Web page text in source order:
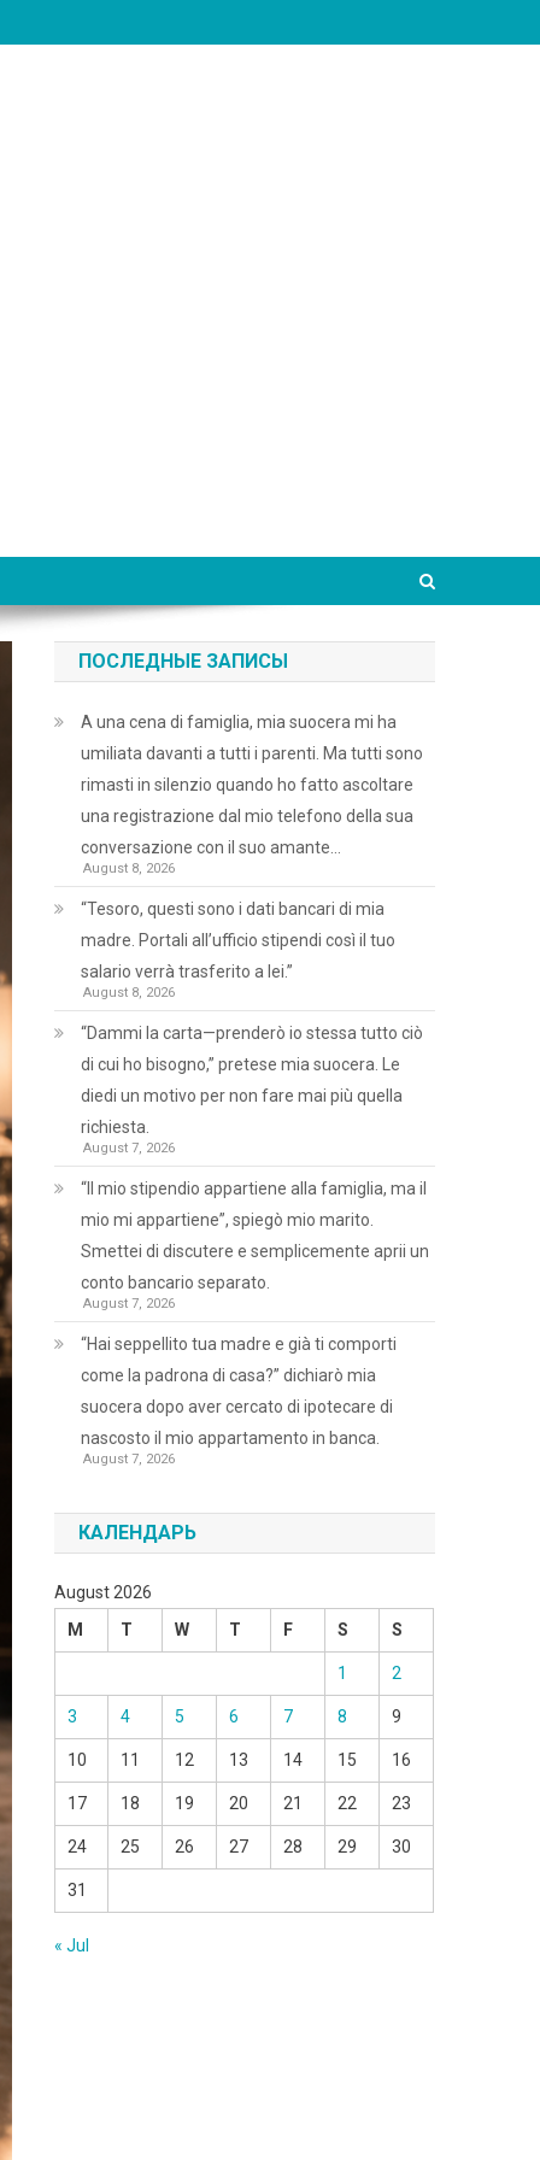
ПОСЛЕДНЫЕ ЗАПИСЫ
A una cena di famiglia, mia suocera mi ha
umiliata davanti a tutti i parenti. Ma tutti sono
rimasti in silenzio quando ho fatto ascoltare
una registrazione dal mio telefono della sua
conversazione con il suo amante…
August 8, 2026
“Tesoro, questi sono i dati bancari di mia
madre. Portali all’ufficio stipendi così il tuo
salario verrà trasferito a lei.”
August 8, 2026
“Dammi la carta—prenderò io stessa tutto ciò
di cui ho bisogno,” pretese mia suocera. Le
diedi un motivo per non fare mai più quella
richiesta.
August 7, 2026
“Il mio stipendio appartiene alla famiglia, ma il
mio mi appartiene”, spiegò mio marito.
Smettei di discutere e semplicemente aprii un
conto bancario separato.
August 7, 2026
“Hai seppellito tua madre e già ti comporti
come la padrona di casa?” dichiarò mia
suocera dopo aver cercato di ipotecare di
nascosto il mio appartamento in banca.
August 7, 2026
КАЛЕНДАРЬ
August 2026
M
T W T F S S
1 2
3 4 5 6 7 8 9
10 11 12 13 14 15 16
17 18 19 20 21 22 23
24 25 26 27 28 29 30
31
« Jul